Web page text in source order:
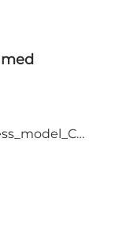
MOSAIK_business_model_Canvas_implement.pdf